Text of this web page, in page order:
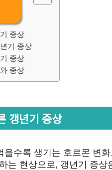
증상
기 증상
증상
증상
갱년기 증상
을수록 생기는 호르몬 변
는 현상으로, 갱년기 증